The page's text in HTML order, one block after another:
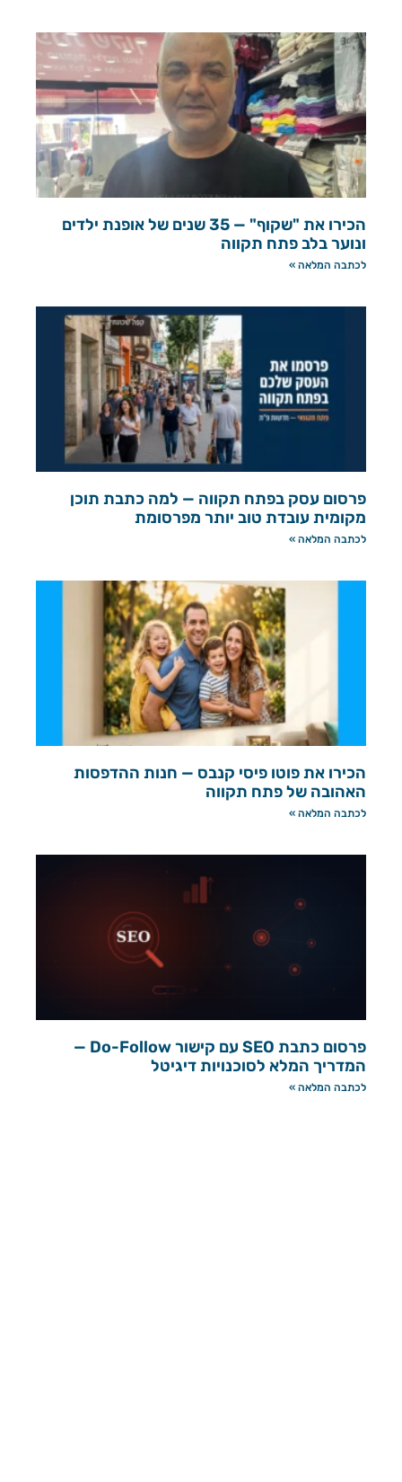
הכירו את "שקוף" — 35 שנים של אופנת ילדים
ונוער בלב פתח תקווה
לכתבה המלאה »
פרסום עסק בפתח תקווה — למה כתבת תוכן
מקומית עובדת טוב יותר מפרסומת
לכתבה המלאה »
הכירו את פוטו פיסי קנבס — חנות ההדפסות
האהובה של פתח תקווה
לכתבה המלאה »
פרסום כתבת SEO עם קישור Do-Follow —
המדריך המלא לסוכנויות דיגיטל
לכתבה המלאה »